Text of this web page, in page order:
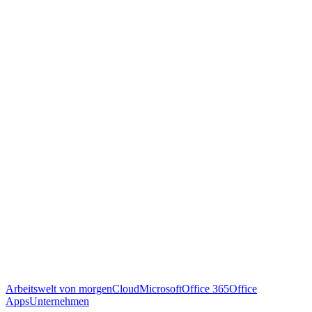
Arbeitswelt von morgenCloudMicrosoftOffice 365Office
AppsUnternehmen